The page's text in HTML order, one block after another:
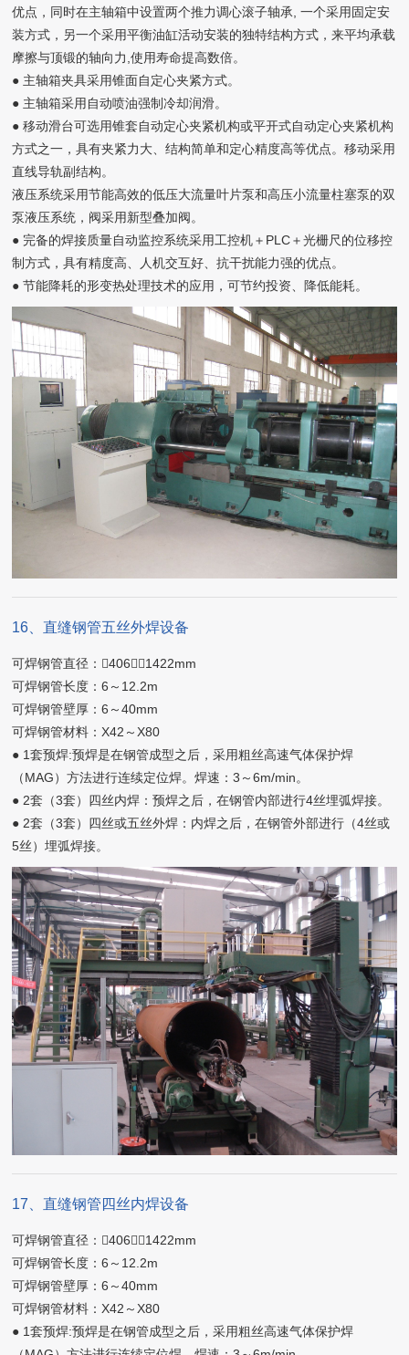
优点，同时在主轴箱中设置两个推力调心滚子轴承, 一个采用固定安
装方式，另一个采用平衡油缸活动安装的独特结构方式，来平均承载
摩擦与顶锻的轴向力,使用寿命提高数倍。
● 主轴箱夹具采用锥面自定心夹紧方式。
● 主轴箱采用自动喷油强制冷却润滑。
● 移动滑台可选用锥套自动定心夹紧机构或平开式自动定心夹紧机构
方式之一，具有夹紧力大、结构简单和定心精度高等优点。移动采用
直线导轨副结构。
液压系统采用节能高效的低压大流量叶片泵和高压小流量柱塞泵的双
泵液压系统，阀采用新型叠加阀。
● 完备的焊接质量自动监控系统采用工控机＋PLC＋光栅尺的位移控
制方式，具有精度高、人机交互好、抗干扰能力强的优点。
● 节能降耗的形变热处理技术的应用，可节约投资、降低能耗。
16、直缝钢管五丝外焊设备
可焊钢管直径：406～1422mm
可焊钢管长度：6～12.2m
可焊钢管壁厚：6～40mm
可焊钢管材料：X42～X80
● 1套预焊:预焊是在钢管成型之后，采用粗丝高速气体保护焊
（MAG）方法进行连续定位焊。焊速：3～6m/min。
● 2套（3套）四丝内焊：预焊之后，在钢管内部进行4丝埋弧焊接。
● 2套（3套）四丝或五丝外焊：内焊之后，在钢管外部进行（4丝或
5丝）埋弧焊接。
17、直缝钢管四丝内焊设备
可焊钢管直径：406～1422mm
可焊钢管长度：6～12.2m
可焊钢管壁厚：6～40mm
可焊钢管材料：X42～X80
● 1套预焊:预焊是在钢管成型之后，采用粗丝高速气体保护焊